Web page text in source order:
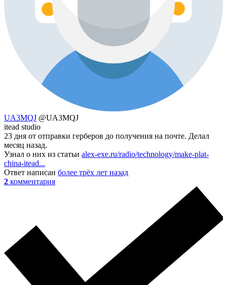
UA3MQJ @UA3MQJ
itead studio
23 дня от отправки герберов до получения на почте. Делал
месяц назад.
Узнал о них из статьи alex-exe.ru/radio/technology/make-plat-
china-itead...
Ответ написан более трёх лет назад
2 комментария